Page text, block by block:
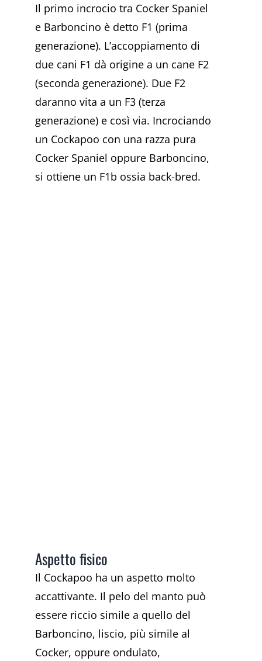
Il primo incrocio tra Cocker Spaniel
e Barboncino è detto F1 (prima
generazione). L’accoppiamento di
due cani F1 dà origine a un cane F2
(seconda generazione). Due F2
daranno vita a un F3 (terza
generazione) e così via. Incrociando
un Cockapoo con una razza pura
Cocker Spaniel oppure Barboncino,
si ottiene un F1b ossia back-bred.
Aspetto fisico
Il Cockapoo ha un aspetto molto
accattivante. Il pelo del manto può
essere riccio simile a quello del
Barboncino, liscio, più simile al
Cocker, oppure ondulato,